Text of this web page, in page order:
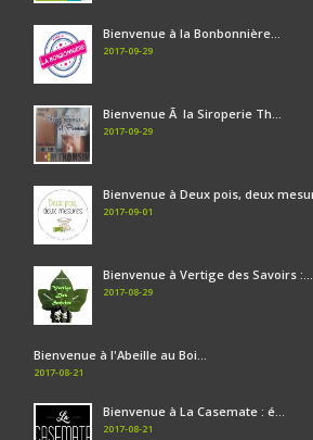
Bienvenue à la Bonbonnière...
2017-09-29
Bienvenue Ã la Siroperie Th...
2017-09-29
Bienvenue à Deux pois, deux
2017-09-01
Bienvenue à Vertige des Savoirs :...
2017-08-29
Bienvenue à l'Abeille au Boi...
2017-08-21
Bienvenue à La Casemate : é...
2017-08-21